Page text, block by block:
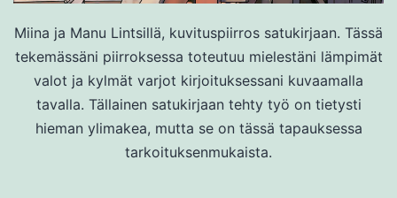
Miina ja Manu Lintsillä, kuvituspiirros satukirjaan. Tässä
tekemässäni piirroksessa toteutuu mielestäni lämpimät
valot ja kylmät varjot kirjoituksessani kuvaamalla
tavalla. Tällainen satukirjaan tehty työ on tietysti
hieman ylimakea, mutta se on tässä tapauksessa
tarkoituksenmukaista.